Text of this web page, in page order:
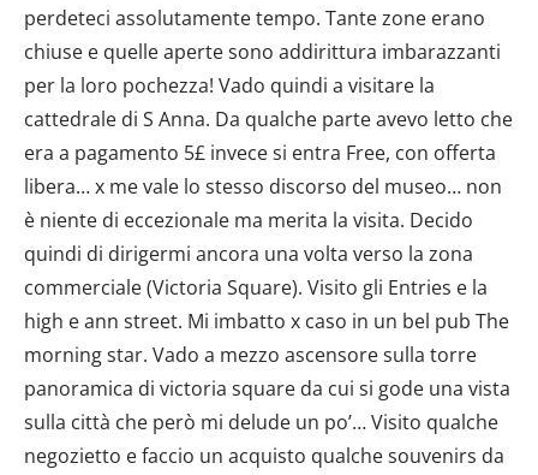
perdeteci assolutamente tempo. Tante zone erano
chiuse e quelle aperte sono addirittura imbarazzanti
per la loro pochezza! Vado quindi a visitare la
cattedrale di S Anna. Da qualche parte avevo letto che
era a pagamento 5£ invece si entra Free, con offerta
libera… x me vale lo stesso discorso del museo… non
è niente di eccezionale ma merita la visita. Decido
quindi di dirigermi ancora una volta verso la zona
commerciale (Victoria Square). Visito gli Entries e la
high e ann street. Mi imbatto x caso in un bel pub The
morning star. Vado a mezzo ascensore sulla torre
panoramica di victoria square da cui si gode una vista
sulla città che però mi delude un po’… Visito qualche
negozietto e faccio un acquisto qualche souvenirs da